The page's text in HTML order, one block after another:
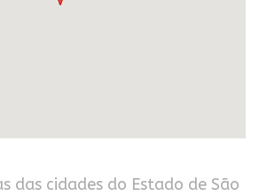
das cidades do Estado de São